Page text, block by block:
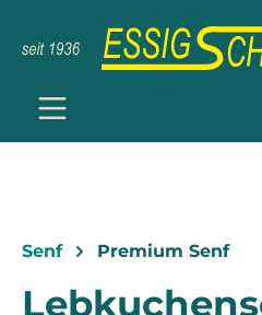
Zum Hauptinhalt springen
Senf Premium Senf